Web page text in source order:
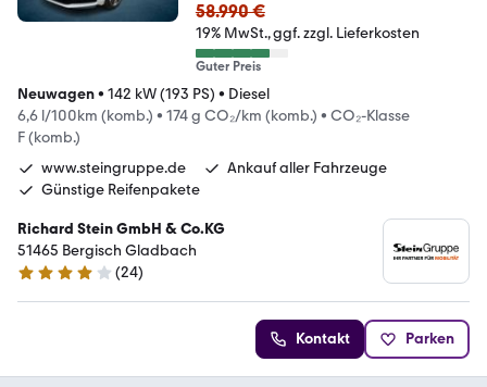
58.990 €
19% MwSt. ggf. zzgl. Lieferkosten
Guter Preis
Neuwagen• 142 kW (193 PS) • Diesel
6,6 l/100km (komb.) • 174 g CO₂/km (komb.) • CO₂-Klasse
F (komb.)
www.steingruppe.de
Ankauf aller Fahrzeuge
Günstige Reifenpakete
Richard Stein GmbH & Co.KG
51465 Bergisch Gladbach
4.1 Sterne
(24)
Kontakt Parken